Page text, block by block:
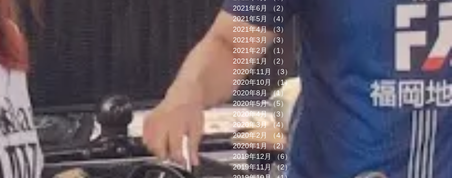
2021年6月
（2）
2021年5月
（4）
2021年4月 （3）
2021年3月
（3）
2021年2月
（1）
2021年1月
（2）
2件の記事
2020年11月
（3）
2020年10月
（1）1件の記事
2020年8月 （1）
1件の記事
2020年5月 （5）
5件の記事
2020年4月 （3）
3件の記事
2020年3月 （4）4件の記事
2020年2月
（4） 4件の記事
2020年1月 （2）
2019年12月 （6）
2019年11月 （2）